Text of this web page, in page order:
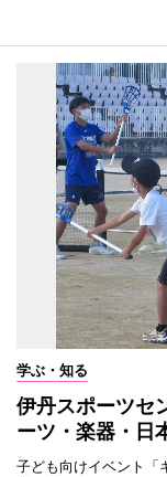
学ぶ・知る
伊丹スポーツセ
ーツ・楽器・日
子ども向けイベント「